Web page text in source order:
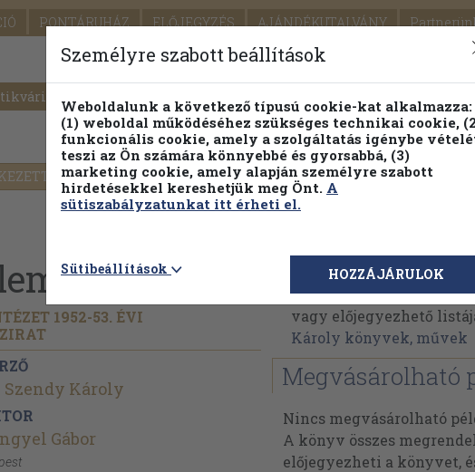
PONTÁRUHÁZ ELŐJEGYZÉS AJÁNDÉKUTALVÁNY
SEGÍTSÉG
PILLANATNYI ÁRAINK FENNTARTHATÓ
Részletes kereső Témaköri fa
1952-53. ÉVI
Szendy Károly
Gábor
Dr. Szendy Károly
Dr. Szendy Károly
vagy előjegyezhető
Károly könyvek, művek
Megvásárolható
Nincs megvásárolható
A könyv összes
előjegyezheti a könyvet,
Személyre szabott beállítások
Weboldalunk a következő típusú cookie-kat alkalmazza:
(1) weboldal működéséhez szükséges technikai cookie,
funkcionális cookie, amely a szolgáltatás igénybe
teszi az Ön számára könnyebbé és gyorsabbá, (3)
marketing cookie, amely alapján személyre szabott
hirdetésekkel kereshetjük meg Önt. A
sütiszabályzatunkat itt érheti el.
Sütibeállítások HOZZÁJÁRULOK